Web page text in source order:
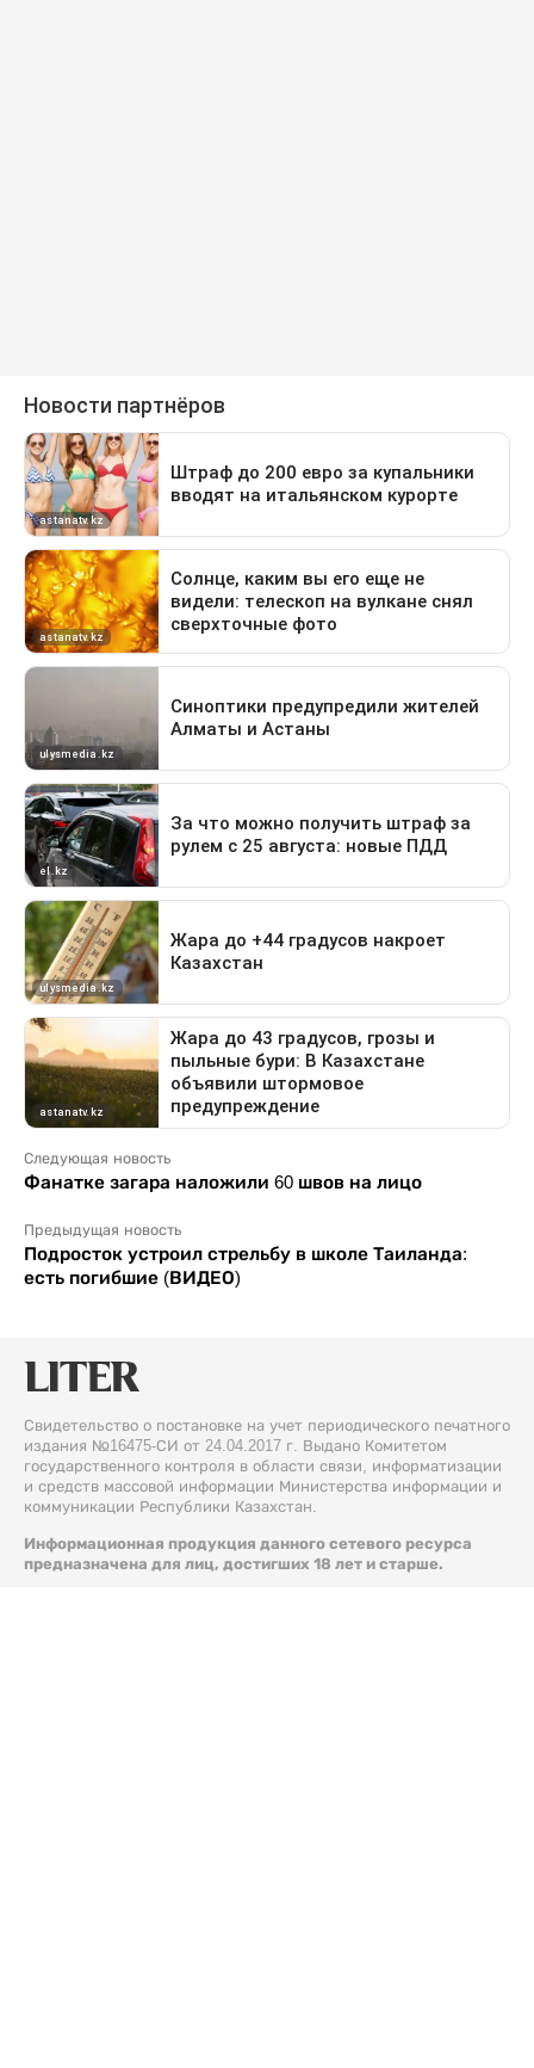
Следующая новость
Фанатке загара наложили 60 швов на лицо
Предыдущая новость
Подросток устроил стрельбу в школе Таиланда:
есть погибшие (ВИДЕО)
Свидетельство о постановке на учет периодического печатного
издания №16475-СИ от 24.04.2017 г. Выдано Комитетом
государственного контроля в области связи, информатизации
и средств массовой информации Министерства информации и
коммуникации Республики Казахстан.
Информационная продукция данного сетевого ресурса
предназначена для лиц, достигших 18 лет и старше.